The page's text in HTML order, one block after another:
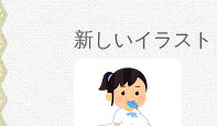
新しいイラスト